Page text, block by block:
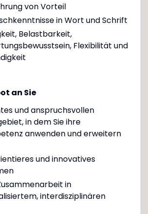
von Vorteil
in Wort und Schrift
Belastbarkeit,
Flexibilität und
an Sie
und anspruchsvollen
in dem Sie ihre
anwenden und erweitern
und innovatives
in
interdisziplinären